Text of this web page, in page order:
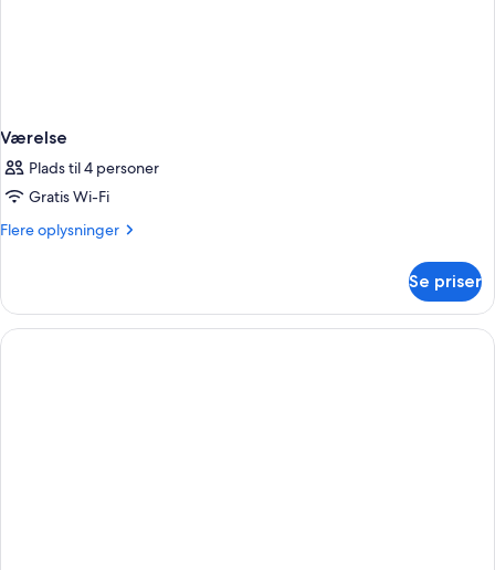
Værelse
Plads til 4 personer
Gratis Wi-Fi
Flere oplysninger
Flere
Se priser